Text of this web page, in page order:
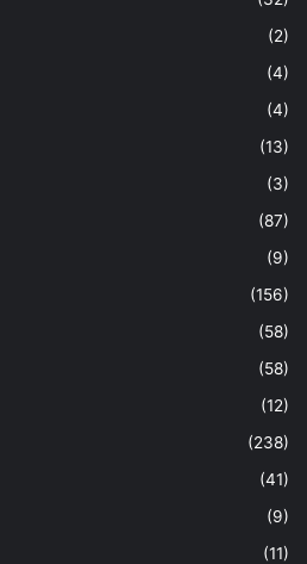
(2)
(4)
(4)
(13)
(3)
(87)
(9)
(156)
(58)
(58)
(12)
(238)
(41)
(9)
(11)